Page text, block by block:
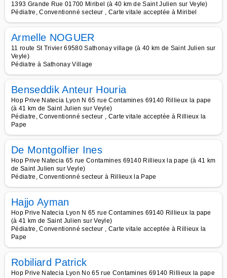
1393 Grande Rue 01700 Miribel (à 40 km de Saint Julien sur Veyle)
Pédiatre, Conventionné secteur , Carte vitale acceptée à Miribel
Armelle NOGUER
11 route St Trivier 69580 Sathonay village (à 40 km de Saint Julien sur
Veyle)
Pédiatre à Sathonay Village
Benseddik Anteur Houria
Hop Prive Natecia Lyon N 65 rue Contamines 69140 Rillieux la pape
(à 41 km de Saint Julien sur Veyle)
Pédiatre, Conventionné secteur , Carte vitale acceptée à Rillieux la
Pape
De Montgolfier Ines
Hop Prive Natecia 65 rue Contamines 69140 Rillieux la pape (à 41 km
de Saint Julien sur Veyle)
Pédiatre, Conventionné secteur à Rillieux la Pape
Hajjo Ayman
Hop Prive Natecia Lyon N 65 rue Contamines 69140 Rillieux la pape
(à 41 km de Saint Julien sur Veyle)
Pédiatre, Conventionné secteur , Carte vitale acceptée à Rillieux la
Pape
Robiliard Patrick
Hop Prive Natecia Lyon No 65 rue Contamines 69140 Rillieux la pape